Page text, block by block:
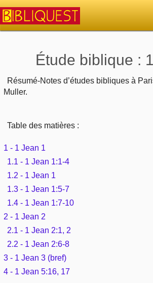
Quoi de neuf sur Bibliquest
Autres sites chrétiens
Outils
Paramètres
La Bible
Écoutez la Bible
Rechercher (concordance)
Au sujet de la Bible
Versets Classés
Tous les sujets
Dieu
La Bible
L'Évangile, le Salut
Mort, résurrection
Personnages bibliques
Édification
Commentaires journaliers
Rechercher dans le site
Ouvrages de A à Z
Sommaires
Étude biblique :
Résumé-Notes d’études bibliques à
Muller.
Table des matières :
1 - 1 Jean 1
1.1 - 1 Jean 1:1-4
1.2 - 1 Jean 1
1.3 - 1 Jean 1:5-7
1.4 - 1 Jean 1:7-10
2 - 1 Jean 2
2.1 - 1 Jean 2:1, 2
2.2 - 1 Jean 2:6-8
3 - 1 Jean 3 (bref)
4 - 1 Jean 5:16, 17